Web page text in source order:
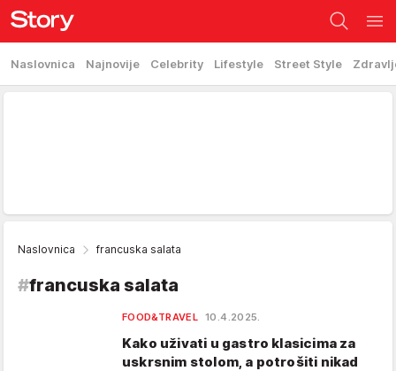
Naslovnica Najnovije Celebrity Lifestyle Street Style
Naslovnica francuska salata
#francuska salata
FOOD&TRAVEL 10.4.2025.
Kako uživati u gastro klasicima za
uskrsnim stolom, a potrošiti nikad